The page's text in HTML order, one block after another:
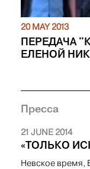
20 MAY 2013
ПЕРЕДАЧА
ЕЛЕНОЙ
Пресса
21 JUNE 2014
«ТОЛЬКО
Невское время,